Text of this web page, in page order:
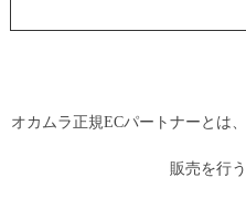
オカムラ正規ECパートナーとは
販売を行